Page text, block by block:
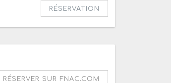
RÉSERVATION
RÉSERVER SUR FNAC.COM